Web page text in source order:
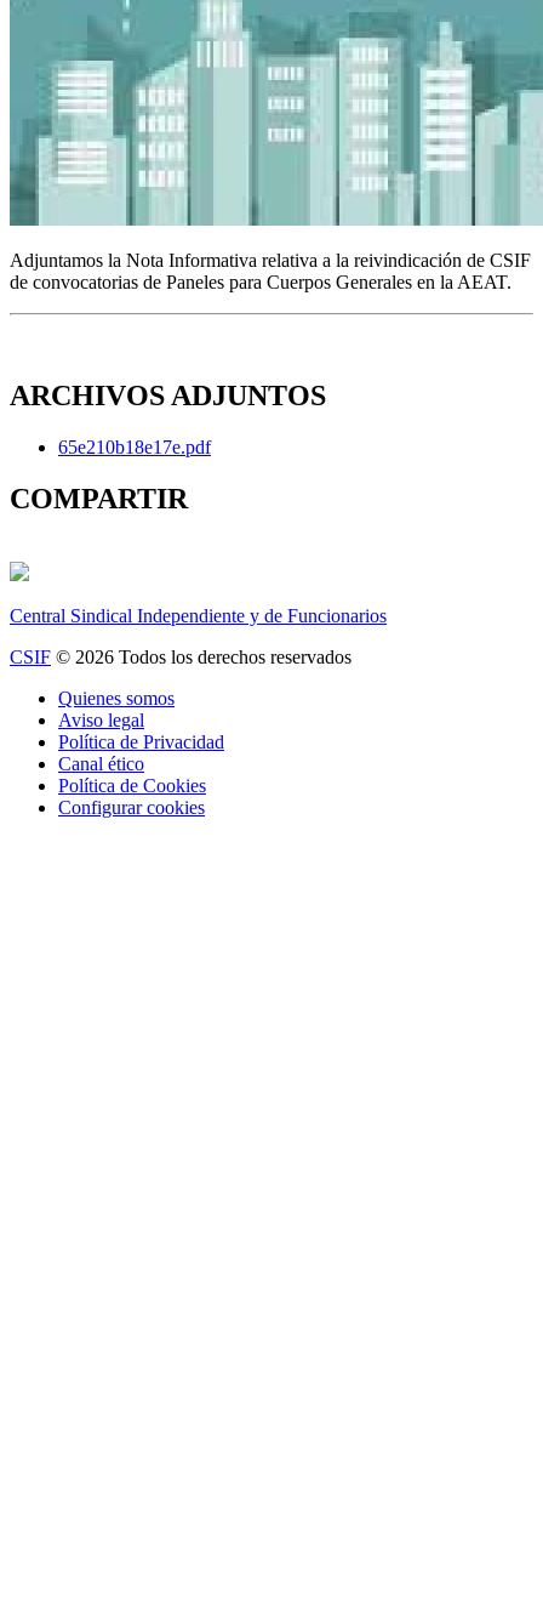
Adjuntamos la Nota Informativa relativa a la reivindicación de CSIF
de convocatorias de Paneles para Cuerpos Generales en la AEAT.
ARCHIVOS ADJUNTOS
65e210b18e17e.pdf
COMPARTIR
Central Sindical Independiente y de Funcionarios
CSIF © 2026 Todos los derechos reservados
Quienes somos
Aviso legal
Política de Privacidad
Canal ético
Política de Cookies
Configurar cookies